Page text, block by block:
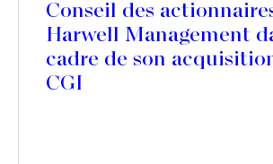
Conseil des
Harwell Management
cadre de son
CGI